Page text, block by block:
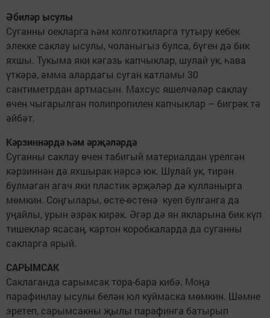
Әбиләр ысулы
Суганны оекларга һәм колготкиларга тутыру кебек
элекке саклау ысулы, чоланыгыз булса, бүген дә бик
яхшы. Тукыма яки кәгазь капчыклар, шулай ук, һава
үткәрә, әмма алардагы суган катламы 30
сантиметрдан артмасын. Махсус яшелчәләр саклау
өчен чыгарылган полипропилен капчыклар – бигрәк тә
әйбәт.
Кәрзиннәрдә һәм әрҗәләрдә
Суганны саклау өчен табигый материалдан үрелгән
кәрзиннән дә яхшырак нәрсә юк. Шулай ук, тирән
булмаган агач яки пластик әрҗәләр дә кулланырга
мөмкин. Соңгылары, өсте-өстенә куеп булганга да
уңайлы, урын әзрәк кирәк. Әгәр дә ян якларына бик күп
тишекләр ясасаң, картон коробкаларда да суганны
сакларга ярый.
САРЫМСАК
Саклаганда сарымсак тора-бара кибә. Моңа
парафинлау ысулы белән юл куймаска мөмкин. Шәмне
эретеп, сарымсакны җылы парафинга батырып